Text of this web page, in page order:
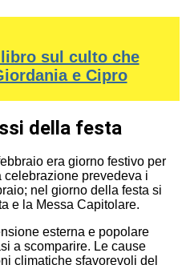
libro sul culto che
e Cipro
della festa
era giorno festivo per
celebrazione prevedeva i
nel giorno della festa si
e la Messa Capitolare.
esterna e popolare
a scomparire. Le cause
climatiche sfavorevoli del